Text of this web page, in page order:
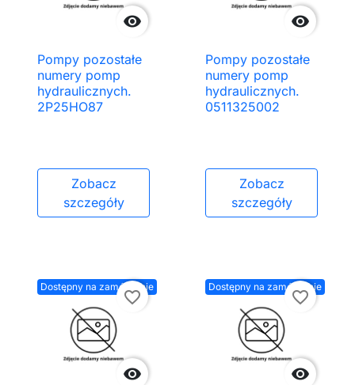

Pompy pozostałe
numery pomp
hydraulicznych.
2P25HO87
Zobacz
szczegóły

Pompy pozostałe
numery pomp
hydraulicznych.
0511325002
Zobacz
szczegóły
Dostępny na zamówienie

favorite_border
Dostępny na zamówienie

favorite_border